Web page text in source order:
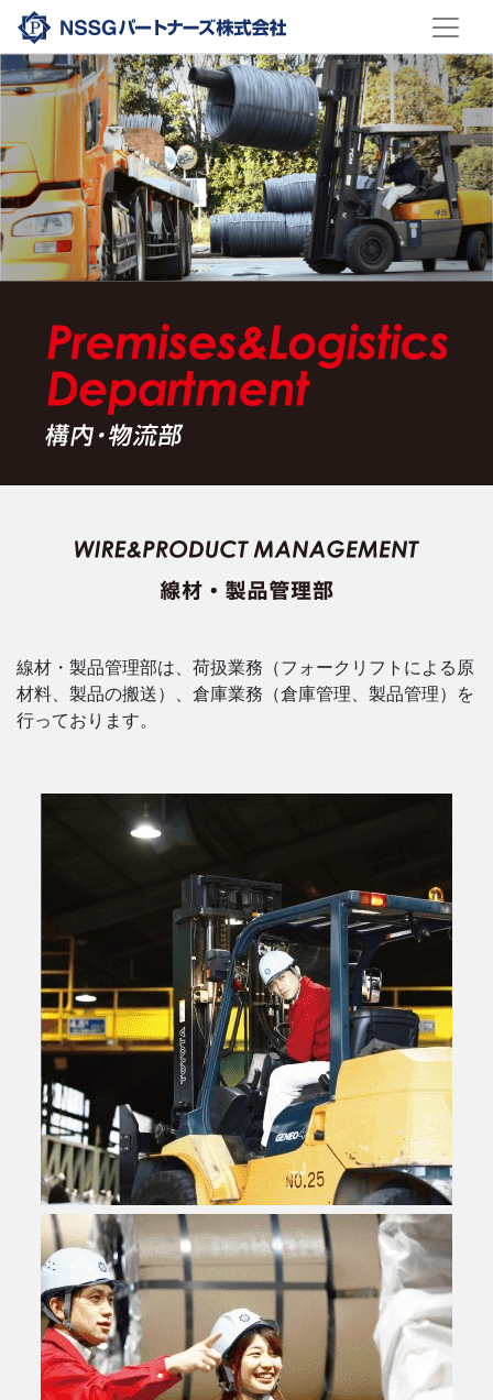
線材・製品管理部は、荷扱業務（フォークリフトによる原
材料、製品の搬送）、倉庫業務（倉庫管理、製品管理）を
行っております。